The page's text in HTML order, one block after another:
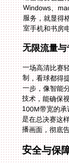
室手机和书房
无限流量
一场高清比赛
制，看球都得
一步，像智能
技术，能确
100M带宽的
是在总决赛这
播画面，彻底
安全与保